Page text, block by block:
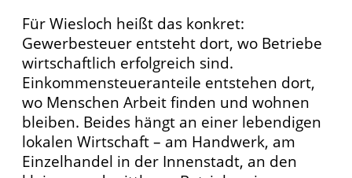
Für Wiesloch heißt das konkret:
Gewerbesteuer entsteht dort, wo Betriebe
wirtschaftlich erfolgreich sind.
Einkommensteueranteile entstehen dort,
wo Menschen Arbeit finden und wohnen
bleiben. Beides hängt an einer lebendigen
lokalen Wirtschaft – am Handwerk, am
Einzelhandel in der Innenstadt, an den